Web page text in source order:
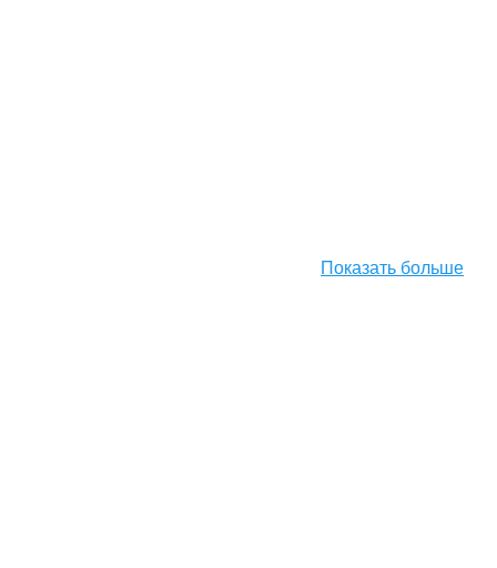
Показать больше